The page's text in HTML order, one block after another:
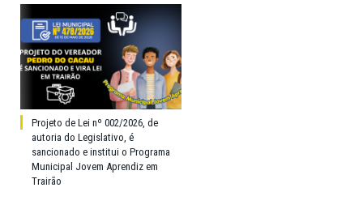
Projeto de Lei nº 002/2026, de
autoria do Legislativo, é
sancionado e institui o Programa
Municipal Jovem Aprendiz em
Trairão